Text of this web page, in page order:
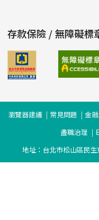
存款保險 / 無障礙標
瀏覽器建議 常見問題 金
盡職治理
地址：台北市松山區民